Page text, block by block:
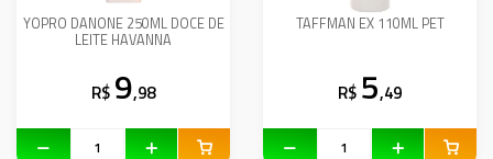
YOPRO DANONE 250ML DOCE DE
LEITE HAVANNA
R$ 9,98
TAFFMAN EX 110ML PET
R$ 5,49